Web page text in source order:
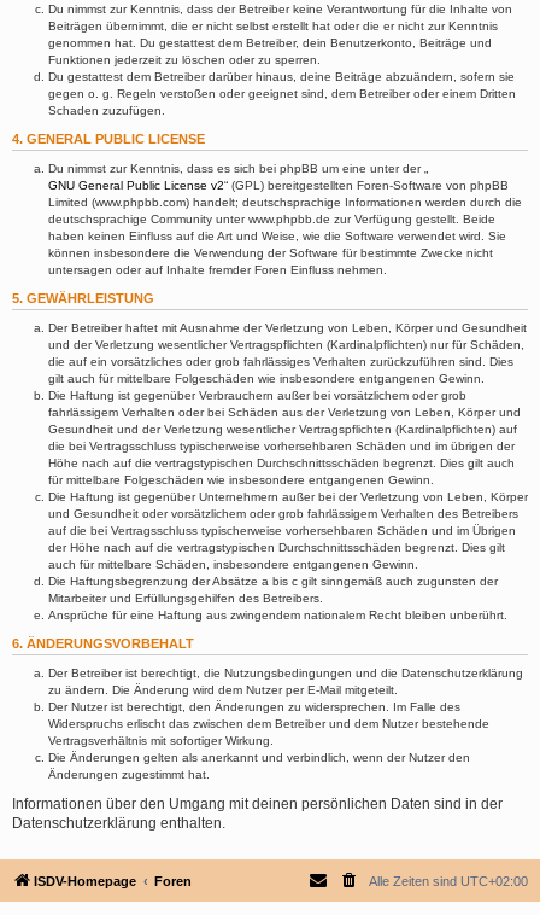
Du nimmst zur Kenntnis, dass der Betreiber keine Verantwortung für die Inhalte von
Beiträgen übernimmt, die er nicht selbst erstellt hat oder die er nicht zur Kenntnis
genommen hat. Du gestattest dem Betreiber, dein Benutzerkonto, Beiträge und
Funktionen jederzeit zu löschen oder zu sperren.
Du gestattest dem Betreiber darüber hinaus, deine Beiträge abzuändern, sofern sie
gegen o. g. Regeln verstoßen oder geeignet sind, dem Betreiber oder einem Dritten
Schaden zuzufügen.
4. GENERAL PUBLIC LICENSE
Du nimmst zur Kenntnis, dass es sich bei phpBB um eine unter der „
GNU General Public License v2“ (GPL) bereitgestellten Foren-Software von phpBB
Limited (www.phpbb.com) handelt; deutschsprachige Informationen werden durch die
deutschsprachige Community unter www.phpbb.de zur Verfügung gestellt. Beide
haben keinen Einfluss auf die Art und Weise, wie die Software verwendet wird. Sie
können insbesondere die Verwendung der Software für bestimmte Zwecke nicht
untersagen oder auf Inhalte fremder Foren Einfluss nehmen.
5. GEWÄHRLEISTUNG
Der Betreiber haftet mit Ausnahme der Verletzung von Leben, Körper und Gesundheit
und der Verletzung wesentlicher Vertragspflichten (Kardinalpflichten) nur für Schäden,
die auf ein vorsätzliches oder grob fahrlässiges Verhalten zurückzuführen sind. Dies
gilt auch für mittelbare Folgeschäden wie insbesondere entgangenen Gewinn.
Die Haftung ist gegenüber Verbrauchern außer bei vorsätzlichem oder grob
fahrlässigem Verhalten oder bei Schäden aus der Verletzung von Leben, Körper und
Gesundheit und der Verletzung wesentlicher Vertragspflichten (Kardinalpflichten) auf
die bei Vertragsschluss typischerweise vorhersehbaren Schäden und im übrigen der
Höhe nach auf die vertragstypischen Durchschnittsschäden begrenzt. Dies gilt auch
für mittelbare Folgeschäden wie insbesondere entgangenen Gewinn.
Die Haftung ist gegenüber Unternehmern außer bei der Verletzung von Leben, Körper
und Gesundheit oder vorsätzlichem oder grob fahrlässigem Verhalten des Betreibers
auf die bei Vertragsschluss typischerweise vorhersehbaren Schäden und im Übrigen
der Höhe nach auf die vertragstypischen Durchschnittsschäden begrenzt. Dies gilt
auch für mittelbare Schäden, insbesondere entgangenen Gewinn.
Die Haftungsbegrenzung der Absätze a bis c gilt sinngemäß auch zugunsten der
Mitarbeiter und Erfüllungsgehilfen des Betreibers.
Ansprüche für eine Haftung aus zwingendem nationalem Recht bleiben unberührt.
6. ÄNDERUNGSVORBEHALT
Der Betreiber ist berechtigt, die Nutzungsbedingungen und die Datenschutzerklärung
zu ändern. Die Änderung wird dem Nutzer per E-Mail mitgeteilt.
Der Nutzer ist berechtigt, den Änderungen zu widersprechen. Im Falle des
Widerspruchs erlischt das zwischen dem Betreiber und dem Nutzer bestehende
Vertragsverhältnis mit sofortiger Wirkung.
Die Änderungen gelten als anerkannt und verbindlich, wenn der Nutzer den
Änderungen zugestimmt hat.
Informationen über den Umgang mit deinen persönlichen Daten sind in der
Datenschutzerklärung enthalten.
ISDV-Homepage Foren Alle Zeiten sind UTC+02:00